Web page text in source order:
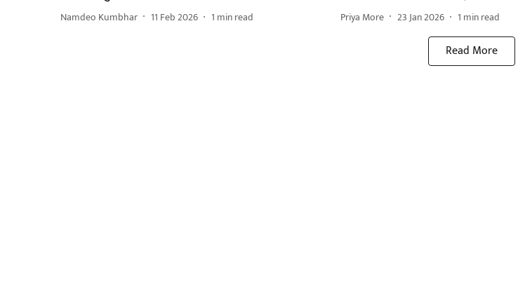
Namdeo Kumbhar 11 Feb 2026 1 min read Priya More 23 Jan 2026 1 min read
Read More